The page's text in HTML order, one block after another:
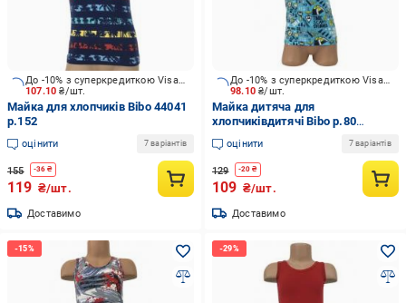
107.10₴/шт.
До -10% з суперкредиткою Visa Вигода
Майка для хлопчиків Bibo 44041
р.152
оцінити 7 варіантів
155 -36 ₴
119 ₴/шт.
Доставимо
98.10₴/шт.
До -10% з суперкредиткою Visa Вигода
Майка дитяча для
хлопчиківдитячі Bibo р.80
різнокольоровий 44038
оцінити 7 варіантів
129 -20 ₴
109 ₴/шт.
Доставимо